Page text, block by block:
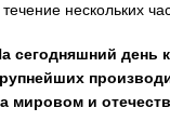
течение нескольких
сегодняшний день
мировом и